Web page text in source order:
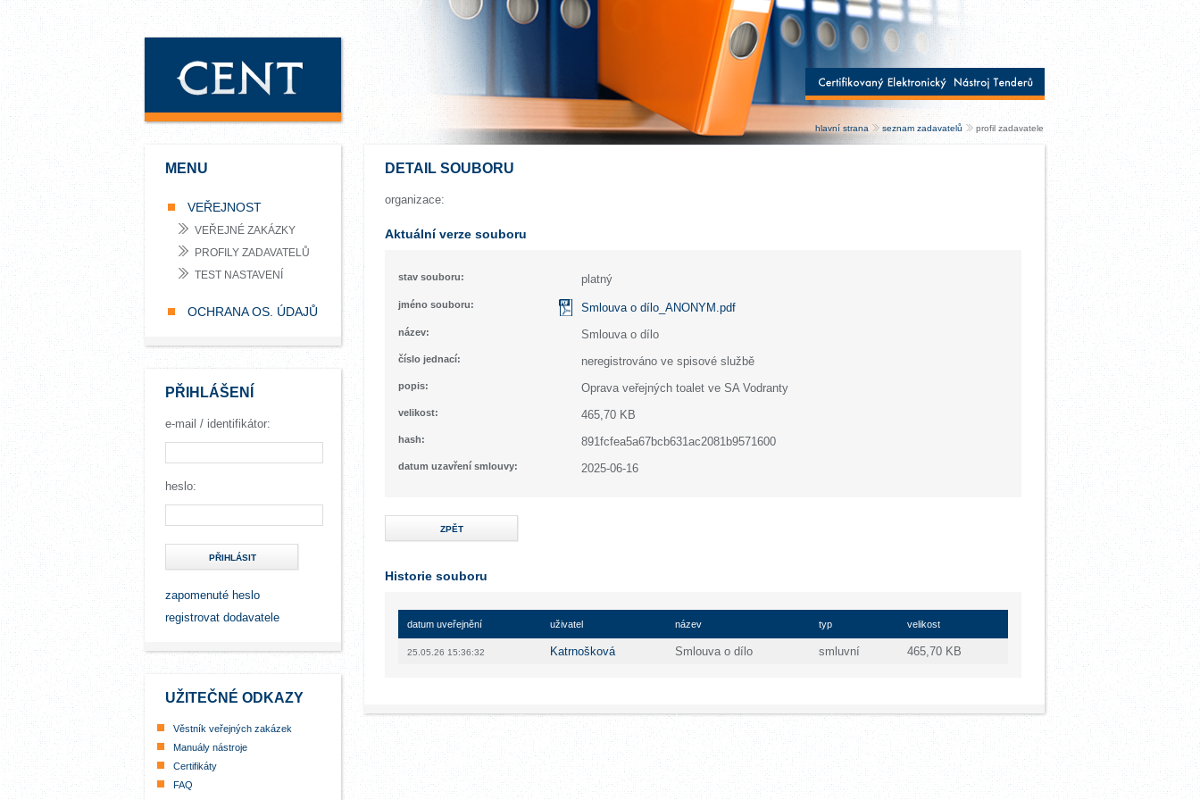
MENU
VEŘEJNOST
VEŘEJNÉ ZAKÁZKY
PROFILY ZADAVATELŮ
TEST NASTAVENÍ
OCHRANA OS. ÚDAJŮ
PŘIHLÁŠENÍ
e-mail / identifikátor:
heslo:
PŘIHLÁSIT
zapomenuté heslo
registrovat dodavatele
UŽITEČNÉ ODKAZY
Věstník veřejných zakázek
Manuály nástroje
Certifikáty
FAQ
hlavní strana seznam zadavatelů profil zadavatele
DETAIL SOUBORU
organizace:
Aktuální verze souboru
stav souboru: platný
jméno souboru: Smlouva o dílo_ANONYM.pdf
název: Smlouva o dílo
číslo jednací: neregistrováno ve spisové službě
popis: Oprava veřejných toalet ve SA Vodranty
velikost: 465,70 KB
hash: 891fcfea5a67bcb631ac2081b9571600
datum uzavření smlouvy: 2025-06-16
ZPĚT
Historie souboru
datum uveřejnění uživatel název typ velikost
25.05.26 15:36:32 Katrnošková Smlouva o dílo smluvní 465,70 KB